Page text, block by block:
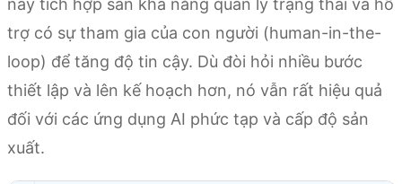
này tích hợp sẵn khả năng quản lý trạng thái và hỗ
trợ có sự tham gia của con người (human-in-the-
loop) để tăng độ tin cậy. Dù đòi hỏi nhiều bước
thiết lập và lên kế hoạch hơn, nó vẫn rất hiệu quả
đối với các ứng dụng AI phức tạp và cấp độ sản
xuất.